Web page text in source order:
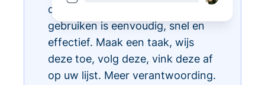
doen en wanneer. Taken
gebruiken is eenvoudig, snel en
effectief. Maak een taak, wijs
deze toe, volg deze, vink deze af
op uw lijst. Meer verantwoording.